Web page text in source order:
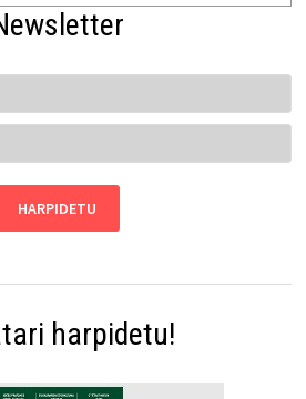
harpidetu!